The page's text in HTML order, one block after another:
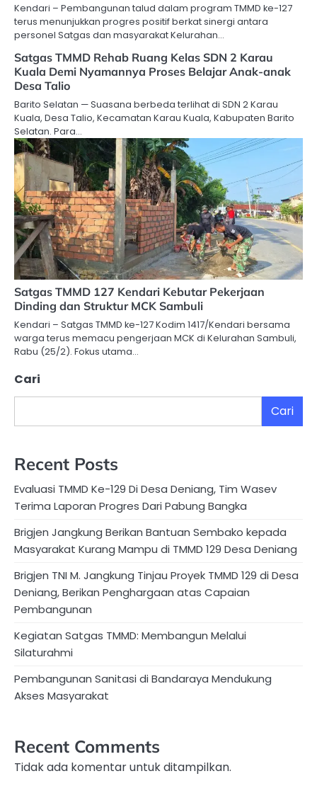
Kendari – Pembangunan talud dalam program TMMD ke-127
terus menunjukkan progres positif berkat sinergi antara
personel Satgas dan masyarakat Kelurahan…
Satgas TMMD Rehab Ruang Kelas SDN 2 Karau
Kuala Demi Nyamannya Proses Belajar Anak-anak
Desa Talio
Barito Selatan — Suasana berbeda terlihat di SDN 2 Karau
Kuala, Desa Talio, Kecamatan Karau Kuala, Kabupaten Barito
Selatan. Para…
Satgas TMMD 127 Kendari Kebutar Pekerjaan
Dinding dan Struktur MCK Sambuli
Kendari – Satgas TMMD ke-127 Kodim 1417/Kendari bersama
warga terus memacu pengerjaan MCK di Kelurahan Sambuli,
Rabu (25/2). Fokus utama…
Cari
Cari
Recent Posts
Evaluasi TMMD Ke-129 Di Desa Deniang, Tim Wasev
Terima Laporan Progres Dari Pabung Bangka
Brigjen Jangkung Berikan Bantuan Sembako kepada
Masyarakat Kurang Mampu di TMMD 129 Desa Deniang
Brigjen TNI M. Jangkung Tinjau Proyek TMMD 129 di Desa
Deniang, Berikan Penghargaan atas Capaian
Pembangunan
Kegiatan Satgas TMMD: Membangun Melalui
Silaturahmi
Pembangunan Sanitasi di Bandaraya Mendukung
Akses Masyarakat
Recent Comments
Tidak ada komentar untuk ditampilkan.